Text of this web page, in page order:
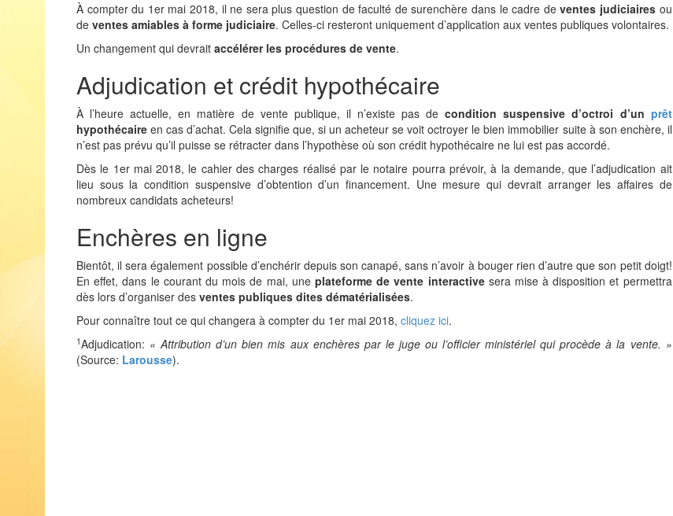
À compter du 1er mai 2018, il ne sera plus question de faculté de surenchère dans le cadre deventes judiciaires ou
de ventes amiables à forme judiciaire. Celles-ci resteront uniquement d’application aux ventes publiques volontaires.
Un changement qui devrait accélérer les procédures de vente.
Adjudication et crédit hypothécaire
À l’heure actuelle, en matière de vente publique, il n’existe pas decondition suspensive d’octroi d’un prêt
hypothécaire en cas d’achat. Cela signifie que, si un acheteur se voit octroyer le bien immobilier suite à son enchère, il
n’est pas prévu qu’il puisse se rétracter dans l’hypothèse où son crédit hypothécaire ne lui est pas accordé.
Dès le 1er mai 2018, le cahier des charges réalisé par le notaire pourra prévoir, à la demande, que l’adjudication ait
lieu sous la condition suspensive d’obtention d’un financement. Une mesure qui devrait arranger les affaires de
nombreux candidats acheteurs!
Enchères en ligne
Bientôt, il sera également possible d’enchérir depuis son canapé, sans n’avoir à bouger rien d’autre que son petit doigt!
En effet, dans le courant du mois de mai, une plateforme de vente interactivesera mise à disposition et permettra
dès lors d’organiser des ventes publiques dites dématérialisées.
Pour connaître tout ce qui changera à compter du 1er mai 2018, cliquez ici.
1Adjudication: « Attribution d’un bien mis aux enchères par le juge ou l’officier ministériel qui procède à la vente. »
(Source: Larousse).